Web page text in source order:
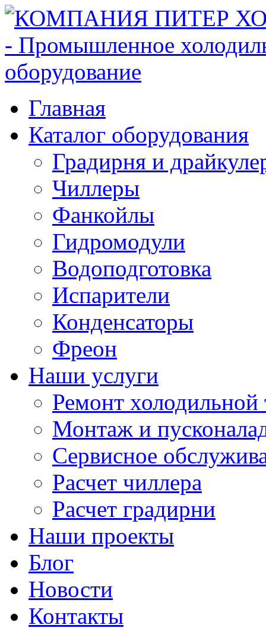
Главная
Каталог оборудования
Градирня и
Чиллеры
Фанкойлы
Гидромодули
Водоподготовка
Испарители
Конденсаторы
Фреон
Наши услуги
Ремонт холодильной
Монтаж и
Сервисное
Расчет чиллера
Расчет градирни
Наши проекты
Блог
Новости
Контакты